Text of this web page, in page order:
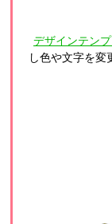
デザインテン
し色や文字を変